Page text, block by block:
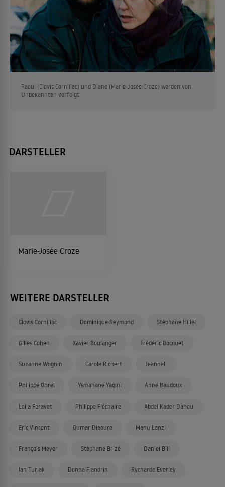
Raoul (Clovis Cornillac) und Diane (Marie-Josée Croze) werden von
Unbekannten verfolgt
DARSTELLER
Marie-Josée Croze
WEITERE DARSTELLER
Clovis Cornillac Dominique Reymond Stéphane Hillel
Gilles Cohen Xavier Boulanger Frédéric Bocquet
Suzanne Wognin Carole Richert Jeannel
Philippe Ohrel Ysmahane Yaqini Anne Baudoux
Leila Feravet Philippe Fléchaire Abdel Kader Dahou
Eric Vincent Oumar Diaoure Manu Lanzi
François Meyer Stéphane Brizé Daniel Bill
Ian Turiak Donna Flandrin Rycharde Everley